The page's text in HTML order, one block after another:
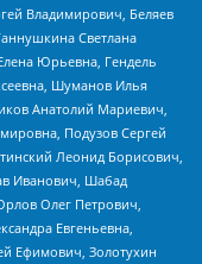
Владимирович, Беляев
Светлана
Юрьевна, Гендель
Шуманов Илья
Анатолий Мариевич,
Подузов Сергей
Леонид Борисович,
Иванович, Шабад
Олег Петрович,
Евгеньевна,
Ефимович, Золотухин